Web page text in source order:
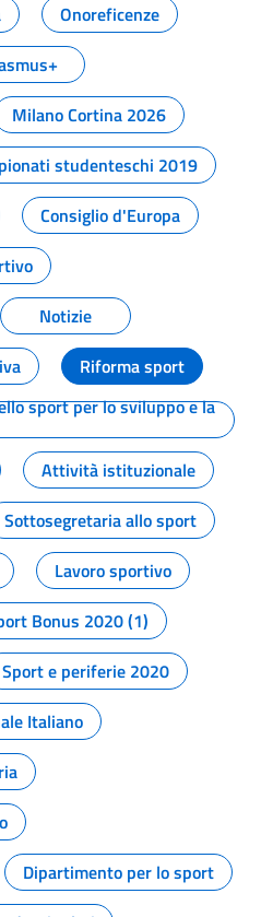
Onoreficenze
Milano Cortina 2026
studenteschi 2019
Consiglio d'Europa
Notizie
Riforma sport
sport per lo sviluppo e la
Attività istituzionale
Sottosegretaria allo sport
Lavoro sportivo
Bonus 2020 (1)
Sport e periferie 2020
Italiano
Dipartimento per lo sport